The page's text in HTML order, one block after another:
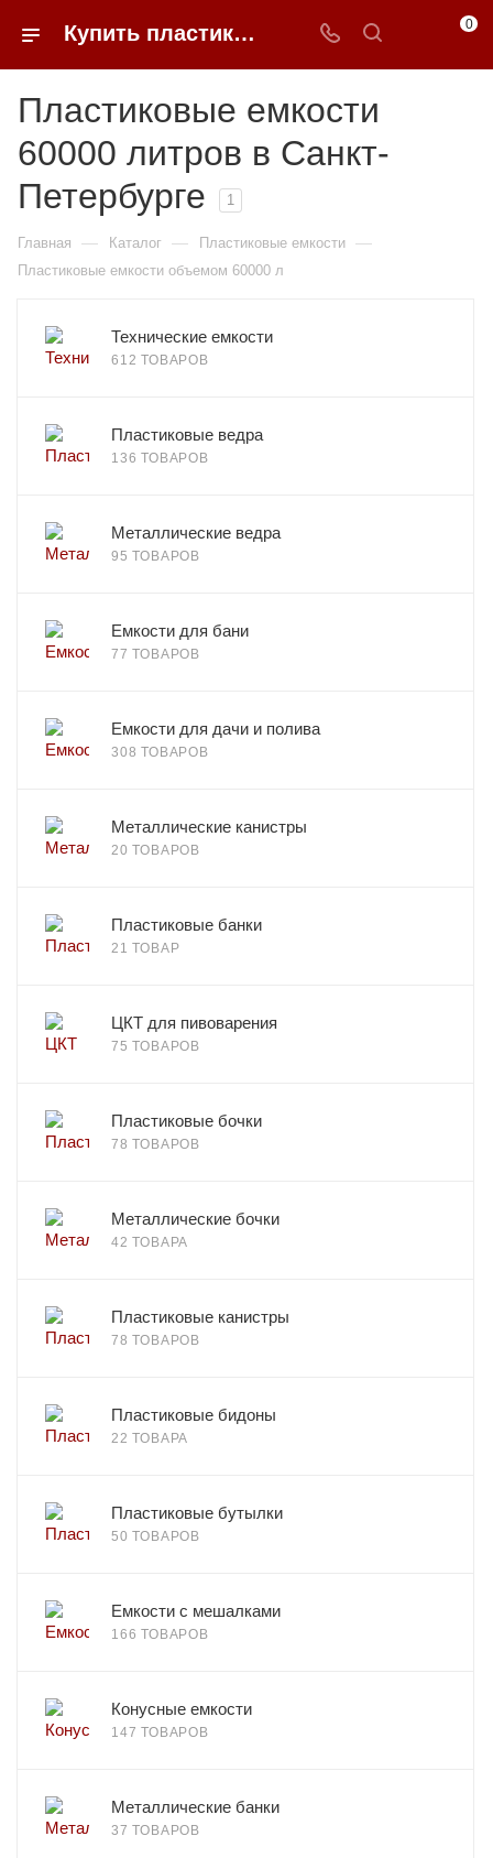
Купить пластиковые емкости 60000 литров в Санкт-Петербурге 0
Пластиковые емкости
60000 литров в Санкт-
Петербурге
1
Главная — Каталог — Пластиковые емкости —
Пластиковые емкости объемом 60000 л
Технические емкости
612 ТОВАРОВ
Пластиковые ведра
136 ТОВАРОВ
Металлические ведра
95 ТОВАРОВ
Емкости для бани
77 ТОВАРОВ
Емкости для дачи и полива
308 ТОВАРОВ
Металлические канистры
20 ТОВАРОВ
Пластиковые банки
21 ТОВАР
ЦКТ для пивоварения
75 ТОВАРОВ
Пластиковые бочки
78 ТОВАРОВ
Металлические бочки
42 ТОВАРА
Пластиковые канистры
78 ТОВАРОВ
Пластиковые бидоны
22 ТОВАРА
Пластиковые бутылки
50 ТОВАРОВ
Емкости с мешалками
166 ТОВАРОВ
Конусные емкости
147 ТОВАРОВ
Металлические банки
37 ТОВАРОВ